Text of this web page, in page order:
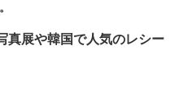
真展や韓国で人気のレシー